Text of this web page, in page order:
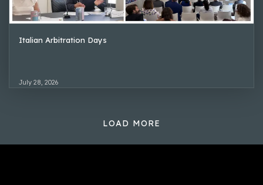
Italian Arbitration Days
July 28, 2026
LOAD MORE